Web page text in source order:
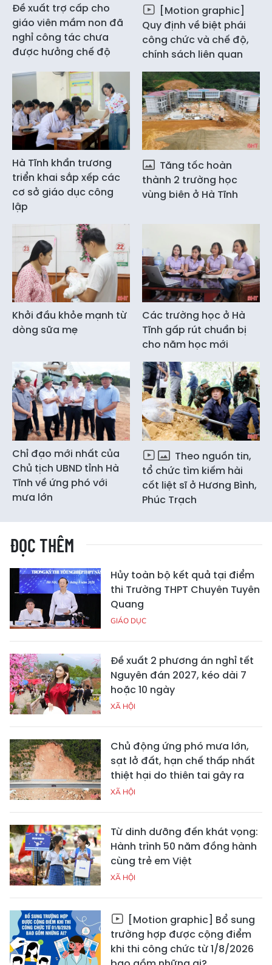
Đề xuất trợ cấp cho
giáo viên mầm non đã
nghỉ công tác chưa
được hưởng chế độ
[Motion graphic]
Quy định về biệt phái
công chức và chế độ,
chính sách liên quan
Hà Tĩnh khẩn trương
triển khai sắp xếp các
cơ sở giáo dục công
lập
Tăng tốc hoàn
thành 2 trường học
vùng biên ở Hà Tĩnh
Khởi đầu khỏe mạnh từ
dòng sữa mẹ
Các trường học ở Hà
Tĩnh gấp rút chuẩn bị
cho năm học mới
Chỉ đạo mới nhất của
Chủ tịch UBND tỉnh Hà
Tĩnh về ứng phó với
mưa lớn
Theo nguồn tin,
tổ chức tìm kiếm hài
cốt liệt sĩ ở Hương Bình,
Phúc Trạch
ĐỌC THÊM
Hủy toàn bộ kết quả tại điểm
thi Trường THPT Chuyên Tuyên
Quang
GIÁO DỤC
Đề xuất 2 phương án nghỉ tết
Nguyên đán 2027, kéo dài 7
hoặc 10 ngày
XÃ HỘI
Chủ động ứng phó mưa lớn,
sạt lở đất, hạn chế thấp nhất
thiệt hại do thiên tai gây ra
XÃ HỘI
Từ dinh dưỡng đến khát vọng:
Hành trình 50 năm đồng hành
cùng trẻ em Việt
XÃ HỘI
[Motion graphic] Bổ sung
trường hợp được cộng điểm
khi thi công chức từ 1/8/2026